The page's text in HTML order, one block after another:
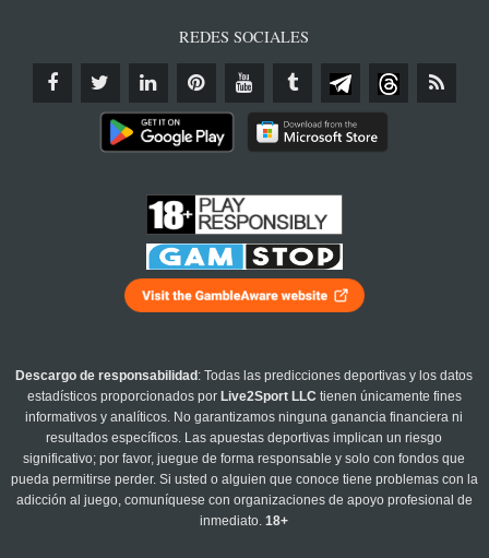
REDES SOCIALES
Descargo de responsabilidad : Todas las predicciones deportivas y los datos
estadísticos proporcionados por Live2Sport LLC tienen únicamente fines
informativos y analíticos. No garantizamos ninguna ganancia financiera ni
resultados específicos. Las apuestas deportivas implican un riesgo
significativo; por favor, juegue de forma responsable y solo con fondos que
pueda permitirse perder. Si usted o alguien que conoce tiene problemas con la
adicción al juego, comuníquese con organizaciones de apoyo profesional de
inmediato.18+